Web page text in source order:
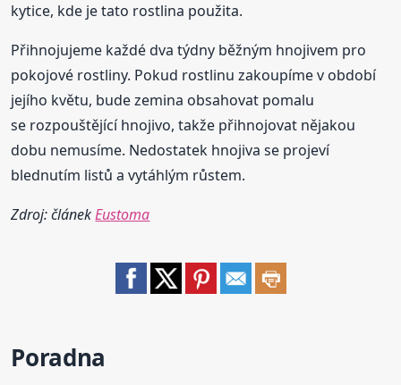
kytice, kde je tato rostlina použita.
Přihnojujeme každé dva týdny běžným hnojivem pro
pokojové rostliny. Pokud rostlinu zakoupíme v období
jejího květu, bude zemina obsahovat pomalu
se rozpouštějící hnojivo, takže přihnojovat nějakou
dobu nemusíme. Nedostatek hnojiva se projeví
blednutím listů a vytáhlým růstem.
Zdroj: článekEustoma
Poradna